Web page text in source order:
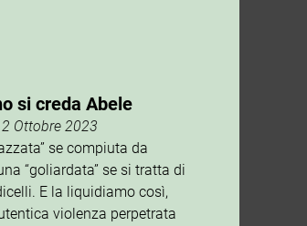
si creda Abele
Ottobre 2023
se compiuta da
“goliardata” se si tratta di
E la liquidiamo così,
violenza perpetrata